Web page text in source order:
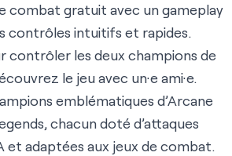
combat gratuit avec un gameplay
contrôles intuitifs et rapides.
contrôler les deux champions de
le jeu avec un·e ami·e.
emblématiques d’Arcane
chacun doté d’attaques
et adaptées aux jeux de combat.